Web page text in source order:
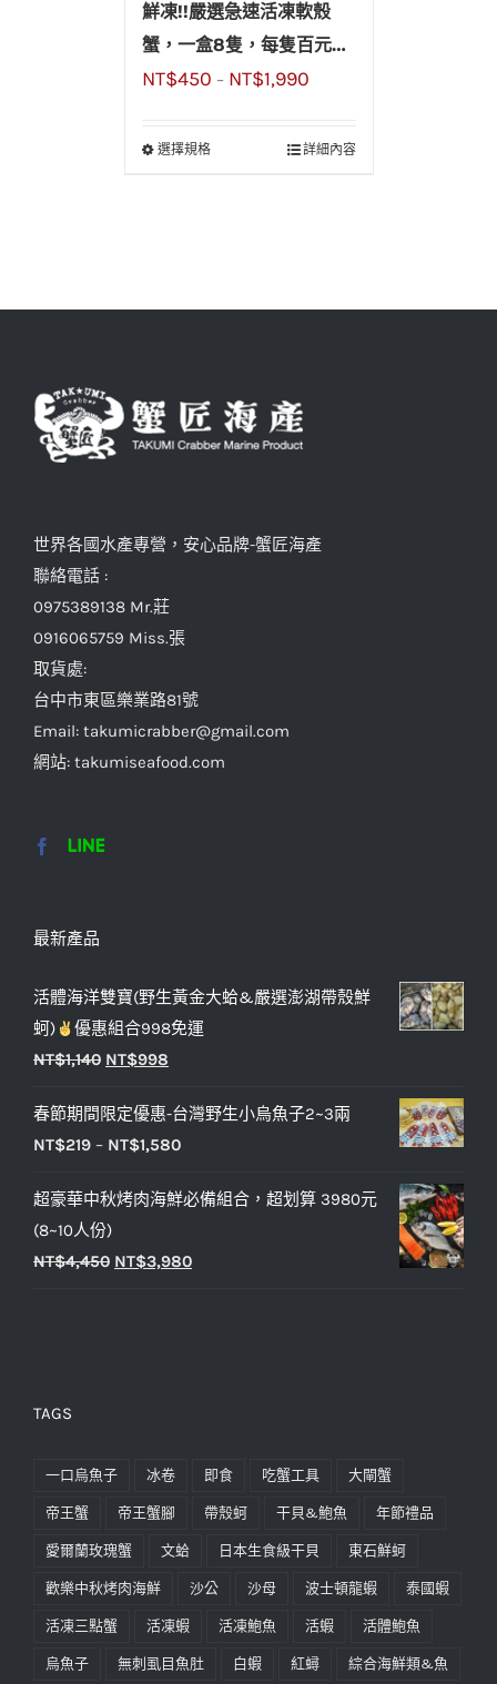
鮮凍!!嚴選急速活凍軟殼
蟹，一盒8隻，每隻百元有
找超划算!!
NT$450 – NT$1,990
選擇規格 詳細內容
世界各國水產專營，安心品牌-蟹匠海產
聯絡電話 :
0975389138 Mr.莊
0916065759 Miss.張
取貨處:
台中市東區樂業路81號
Email: takumicrabber@gmail.com
網站: takumiseafood.com
最新產品
活體海洋雙寶(野生黃金大蛤&嚴選澎湖帶殼鮮
蚵)
優惠組合998免運
NT$1,140 NT$998
春節期間限定優惠-台灣野生小烏魚子2~3兩
NT$219 – NT$1,580
超豪華中秋烤肉海鮮必備組合，超划算 3980元
(8~10人份)
NT$4,450 NT$3,980
TAGS
一口烏魚子 冰卷 即食 吃蟹工具 大閘蟹
帝王蟹 帝王蟹腳 帶殼蚵 干貝&鮑魚 年節禮品
愛爾蘭玫瑰蟹 文蛤 日本生食級干貝 東石鮮蚵
歡樂中秋烤肉海鮮 沙公 沙母 波士頓龍蝦 泰國蝦
活凍三點蟹 活凍蝦 活凍鮑魚 活蝦 活體鮑魚
烏魚子 無刺虱目魚肚 白蝦 紅蟳 綜合海鮮類&魚